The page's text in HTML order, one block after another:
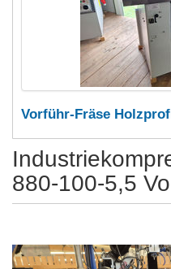
Vorführ-Fräse
880-100-5,5